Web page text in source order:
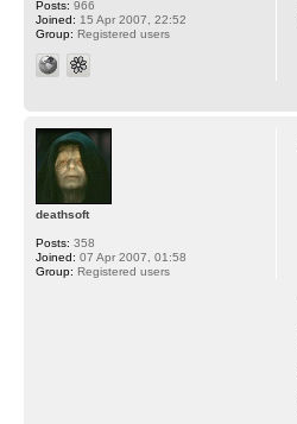
Posts: 966
Joined: 15 Apr 2007, 22:52
Group: Registered users
deathsoft
Posts: 358
Joined: 07 Apr 2007, 01:58
Group: Registered users